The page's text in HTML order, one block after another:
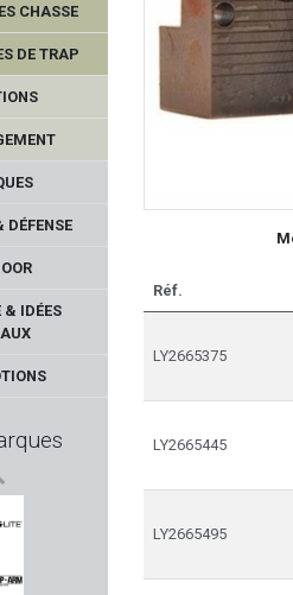
CHASSE
DE TRAP
DÉFENSE
& IDÉES
Réf.
LY2665375
LY2665445
LY2665495